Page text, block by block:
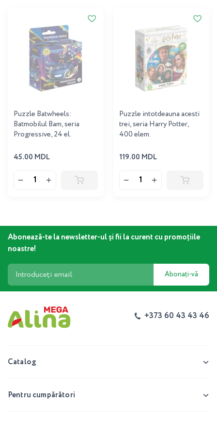
Puzzle Batwheels:
Batmobilul Bam, seria
Progressive, 24 el.
45.00 MDL
Puzzle intotdeauna acesti
trei, seria Harry Potter,
400 elem.
119.00 MDL
Abonează-te la newsletter-ul și fii la curent cu promoțiile
noastre!
Abonați-vă
+373 60 43 43 46
Catalog
Pentru cumpărători